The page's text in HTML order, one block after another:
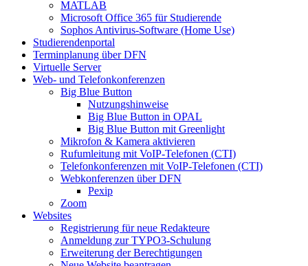
MATLAB
Microsoft Office 365 für Studierende
Sophos Antivirus-Software (Home Use)
Studierendenportal
Terminplanung über DFN
Virtuelle Server
Web- und Telefonkonferenzen
Big Blue Button
Nutzungshinweise
Big Blue Button in OPAL
Big Blue Button mit Greenlight
Mikrofon & Kamera aktivieren
Rufumleitung mit VoIP-Telefonen (CTI)
Telefonkonferenzen mit VoIP-Telefonen (CTI)
Webkonferenzen über DFN
Pexip
Zoom
Websites
Registrierung für neue Redakteure
Anmeldung zur TYPO3-Schulung
Erweiterung der Berechtigungen